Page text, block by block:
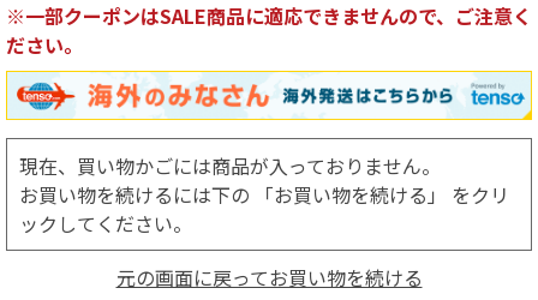
※一部クーポンはSALE商品に適応できませんので、ご注意く
ださい。
現在、買い物かごには商品が入っておりません。
お買い物を続けるには下の 「お買い物を続ける」 をクリ
ックしてください。
元の画面に戻ってお買い物を続ける